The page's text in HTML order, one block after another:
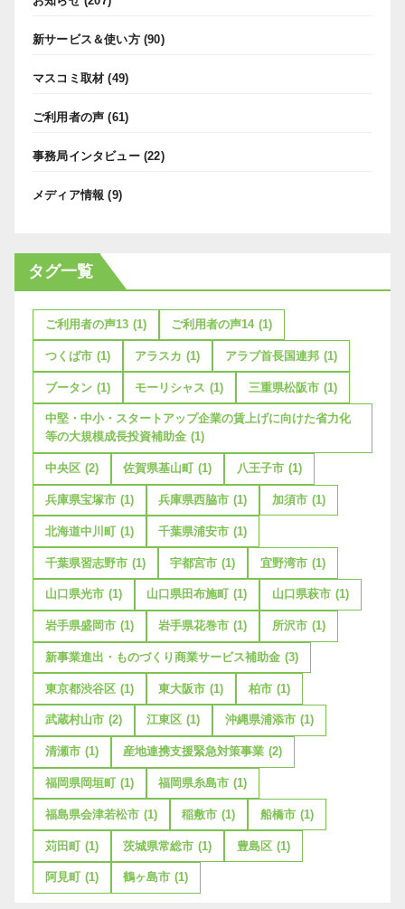
新サービス＆使い方(90)
マスコミ取材 (49)
ご利用者の声 (61)
事務局インタビュー(22)
メディア情報 (9)
タグ一覧
ご利用者の声13 (1) ご利用者の声14 (1)
つくば市 (1) アラスカ (1) アラブ首長国連邦 (1)
ブータン (1) モーリシャス (1) 三重県松阪市 (1)
中堅・中小・スタートアップ企業の賃上げに向けた省力化
等の大規模成長投資補助金 (1)
中央区 (2) 佐賀県基山町 (1) 八王子市 (1)
兵庫県宝塚市 (1) 兵庫県西脇市 (1) 加須市 (1)
北海道中川町 (1) 千葉県浦安市 (1)
千葉県習志野市 (1) 宇都宮市 (1) 宜野湾市 (1)
山口県光市 (1) 山口県田布施町 (1) 山口県萩市 (1)
岩手県盛岡市 (1) 岩手県花巻市 (1) 所沢市 (1)
新事業進出・ものづくり商業サービス補助金 (3)
東京都渋谷区 (1) 東大阪市 (1) 柏市 (1)
武蔵村山市 (2) 江東区 (1) 沖縄県浦添市 (1)
清瀬市 (1) 産地連携支援緊急対策事業 (2)
福岡県岡垣町 (1) 福岡県糸島市 (1)
福島県会津若松市 (1) 稲敷市 (1) 船橋市 (1)
苅田町 (1) 茨城県常総市 (1) 豊島区 (1)
阿見町 (1) 鶴ヶ島市 (1)